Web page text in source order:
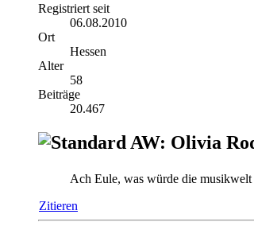
Registriert seit
06.08.2010
Ort
Hessen
Alter
58
Beiträge
20.467
AW: Olivia
Ach Eule, was würde die musikwelt
Zitieren